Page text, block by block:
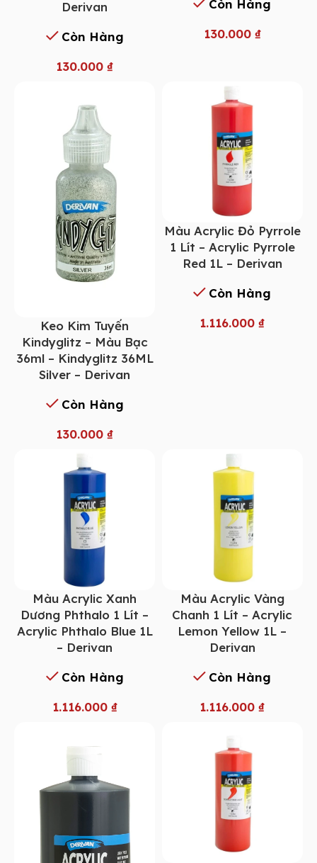
Derivan
Còn Hàng
130.000 ₫
Còn Hàng
130.000 ₫
Keo Kim Tuyến
Kindyglitz – Màu Bạc
36ml – Kindyglitz 36ML
Silver – Derivan
Còn Hàng
130.000 ₫
Màu Acrylic Đỏ Pyrrole
1 Lít – Acrylic Pyrrole
Red 1L – Derivan
Còn Hàng
1.116.000₫
Màu Acrylic Xanh
Dương Phthalo 1 Lít –
Acrylic Phthalo Blue 1L
– Derivan
Còn Hàng
1.116.000 ₫
Màu Acrylic Vàng
Chanh 1 Lít – Acrylic
Lemon Yellow 1L –
Derivan
Còn Hàng
1.116.000₫